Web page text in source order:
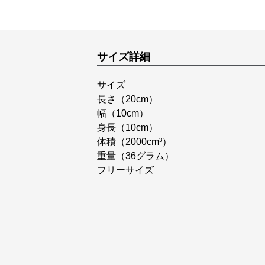
サイズ詳細
サイズ
長さ（20cm）
幅（10cm）
身長（10cm）
体積（2000cm³）
重量（36グラム）
フリーサイズ